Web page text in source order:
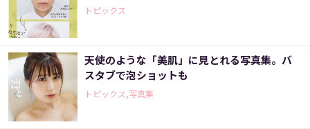
トピックス
天使のような「美肌」に見とれる写真集。バ
スタブで泡ショットも
トピックス,写真集